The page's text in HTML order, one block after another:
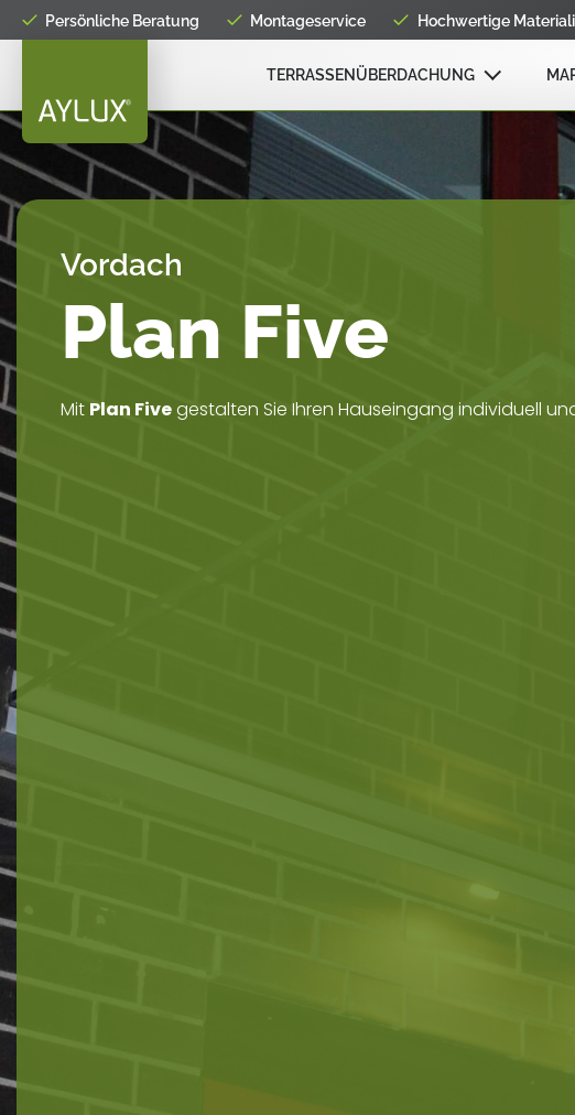
Persönliche Beratung Montageservice Hochwertige
TERRASSENÜBERDACHUNG
Vordach
Plan Five
Mit Plan Fivegestalten Sie Ihren Hauseingang individuell